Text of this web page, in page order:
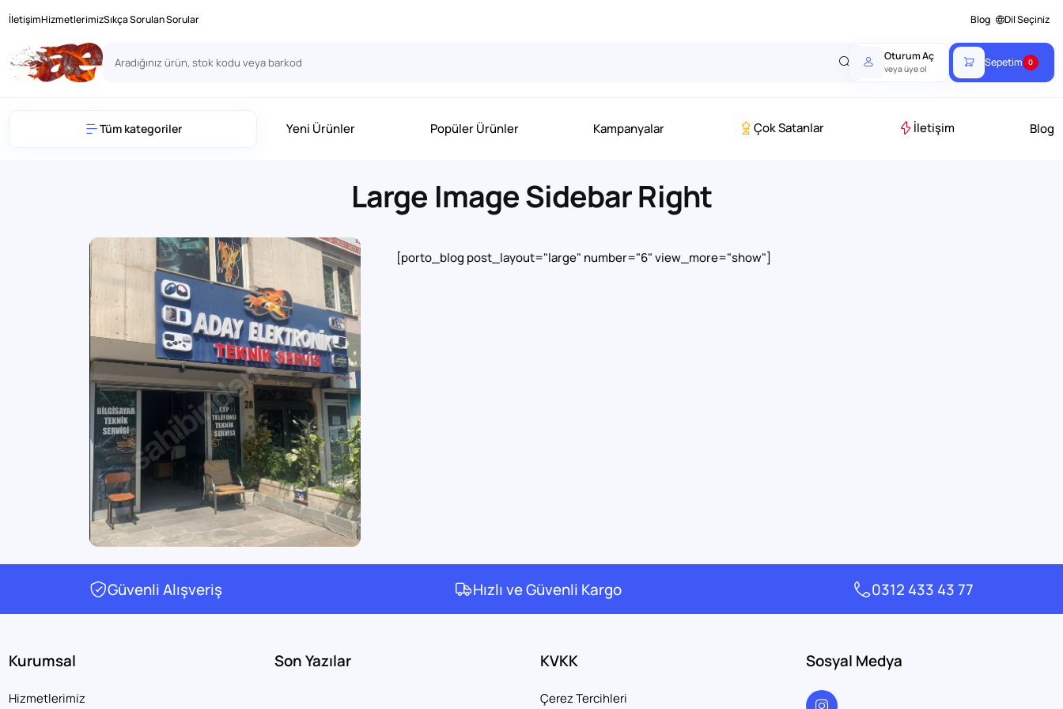
İletişimHizmetlerimizSıkça Sorulan Sorular Blog Dil Seçiniz
Oturum Aç
veya üye ol
Sepetim 0
Tüm kategoriler Yeni Ürünler Popüler Ürünler Kampanyalar Çok Satanlar İletişim Blog
Large Image Sidebar Right
[porto_blog post_layout="large" number="6" view_more="show"]
Güvenli Alışveriş Hızlı ve Güvenli Kargo 0312 433 43 77
Kurumsal
Hizmetlerimiz
Son Yazılar KVKK
Çerez Tercihleri
Sosyal Medya